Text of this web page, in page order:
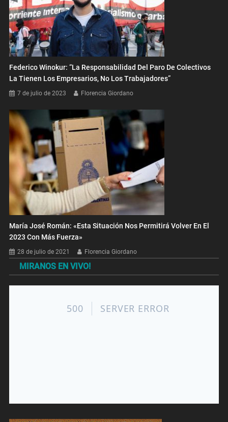
Federico Winokur: “La Responsabilidad Del Paro De Colectivos
La Tienen Los Empresarios, No Los Trabajadores”
7 de julio de 2023 Florencia Giordano
María José Román: «Esta Situación Nos Permitirá Volver En El
2023 Con Más Fuerza»
28 de julio de 2021 Florencia Giordano
MIRANOS EN VIVO!